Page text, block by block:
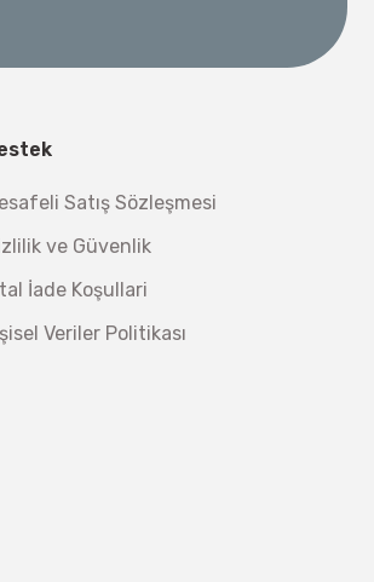
Satış Sözleşmesi
ve Güvenlik
İade Koşullari
Veriler Politikası